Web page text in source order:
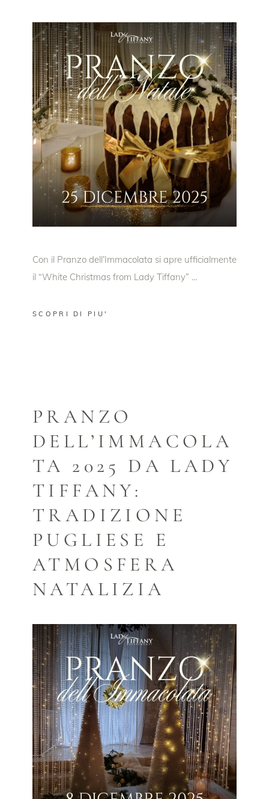
Con il Pranzo dell’Immacolata si apre ufficialmente
il “White Christmas from Lady Tiffany”
SCOPRI DI PIU'
PRANZO
DELL’IMMACOLA
TA 2025 DA LADY
TIFFANY:
TRADIZIONE
PUGLIESE E
ATMOSFERA
NATALIZIA